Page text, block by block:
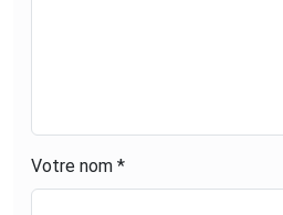
Votre nom *